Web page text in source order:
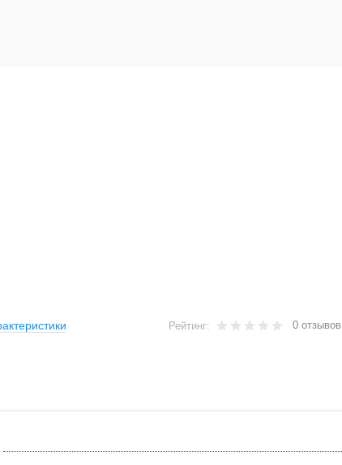
Рейтинг: 0 отзывов